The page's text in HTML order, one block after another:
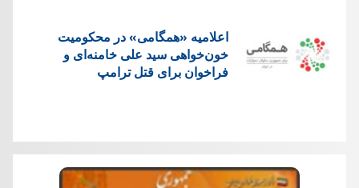
اعلامیه «همگامی» در محکومیت
خون‌خواهی سید علی خامنه‌ای و
فراخوان برای قتل ترامپ